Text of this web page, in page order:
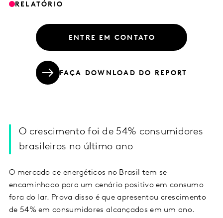
RELATÓRIO
ENTRE EM CONTATO
FAÇA DOWNLOAD DO REPORT
O crescimento foi de 54% consumidores
brasileiros no último ano
O mercado de energéticos no Brasil tem se
encaminhado para um cenário positivo em consumo
fora do lar. Prova disso é que apresentou crescimento
de 54% em consumidores alcançados em um ano.